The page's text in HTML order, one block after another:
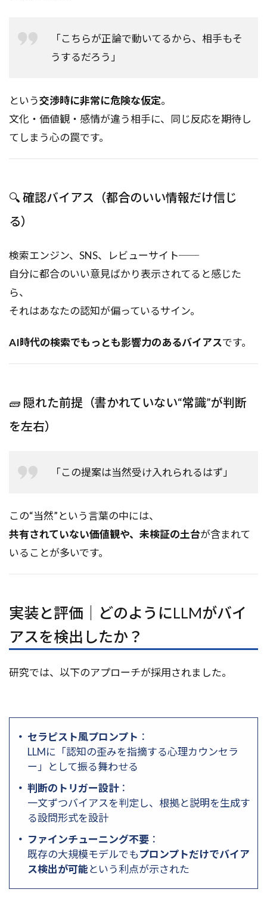
「こちらが正論で動いてるから、相手もそ
うするだろう」
という交渉時に非常に危険な仮定。
文化・価値観・感情が違う相手に、同じ反応を期待し
てしまう心の罠です。
🔍 確認バイアス（都合のいい情報だけ信じ
る）
検索エンジン、SNS、レビューサイト──
自分に都合のいい意見ばかり表示されてると感じた
ら、
それはあなたの認知が偏っているサイン。
AI時代の検索でもっとも影響力のあるバイアスです。
🧱 隠れた前提（書かれていない“常識”が判断
を左右）
「この提案は当然受け入れられるはず」
この“当然”という言葉の中には、
共有されていない価値観や、未検証の土台が含まれて
いることが多いです。
実装と評価｜どのようにLLMがバイ
アスを検出したか？
研究では、以下のアプローチが採用されました。
セラピスト風プロンプト ：
LLMに「認知の歪みを指摘する心理カウンセラ
ー」として振る舞わせる
判断のトリガー設計：
一文ずつバイアスを判定し、根拠と説明を生成す
る設問形式を設計
ファインチューニング不要：
既存の大規模モデルでもプロンプトだけでバイア
ス検出が可能という利点が示された